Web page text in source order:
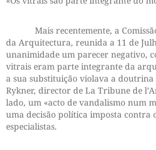
Mais recentemente, a Comissão
da Arquitectura, reunida a 11 de
unanimidade um parecer negativo,
vitrais eram parte integrante da
a sua substituição violava a
Rykner, director de La Tribune de
lado, um «acto de vandalismo num
uma decisão política imposta contra
especialistas.